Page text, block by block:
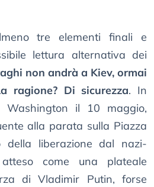
tre elementi finali e
lettura alternativa dei
non andrà a Kiev, ormai
ragione? Di sicurezza. In
Washington il 10 maggio,
alla parata sulla Piazza
della liberazione dal nazi-
come una plateale
di Vladimir Putin, forse